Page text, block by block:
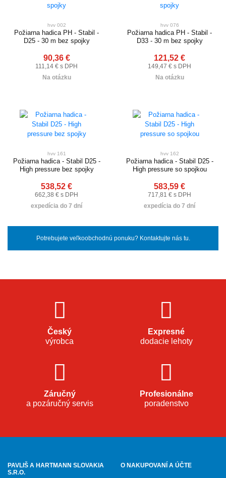
hvv 002
Požiarna hadica PH - Stabil -
D25 - 30 m bez spojky
90,36 €
111,14 € s DPH
Na otázku
hvv 076
Požiarna hadica PH - Stabil -
D33 - 30 m bez spojky
121,52 €
149,47 € s DPH
Na otázku
hvv 161
Požiarna hadica - Stabil D25 -
High pressure bez spojky
538,52 €
662,38 € s DPH
expedícia do 7 dní
hvv 162
Požiarna hadica - Stabil D25 -
High pressure so spojkou
583,59 €
717,81 € s DPH
expedícia do 7 dní
Potrebujete veľkoobchodnú ponuku? Kontaktujte nás tu.
Český
výrobca
Expresné
dodacie lehoty
Záručný
a pozáručný servis
Profesionálne
poradenstvo
PAVLIŠ A HARTMANN SLOVAKIA
S.R.O.
O NAKUPOVANÍ A ÚČTE